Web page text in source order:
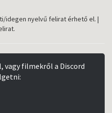
idegen nyelvű felirat érhető el. |
filmekről a Discord